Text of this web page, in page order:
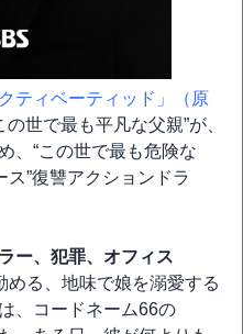
ティベーティッド」（原
の世で最も平凡な父親”が、
、“この世で最も危険な
ス”復讐アクションドラ
ー、犯罪、オフィス
る、地味で娘を溺愛する
、コードネーム66の